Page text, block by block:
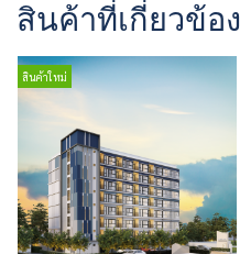
สินค้าที่เกี่ยวข้อง
สินค้าใหม่